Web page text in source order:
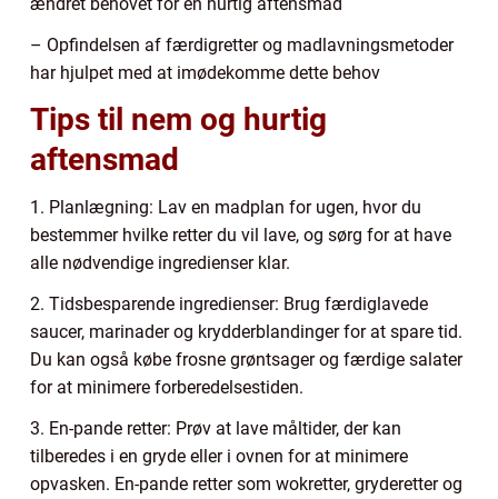
– Opfindelsen af færdigretter og madlavningsmetoder
har hjulpet med at imødekomme dette behov
Tips til nem og hurtig
aftensmad
1. Planlægning: Lav en madplan for ugen, hvor du
bestemmer hvilke retter du vil lave, og sørg for at have
alle nødvendige ingredienser klar.
2. Tidsbesparende ingredienser: Brug færdiglavede
saucer, marinader og krydderblandinger for at spare tid.
Du kan også købe frosne grøntsager og færdige salater
for at minimere forberedelsestiden.
3. En-pande retter: Prøv at lave måltider, der kan
tilberedes i en gryde eller i ovnen for at minimere
opvasken. En-pande retter som wokretter, gryderetter og